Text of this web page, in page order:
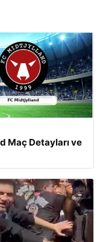
Maç Detayları ve